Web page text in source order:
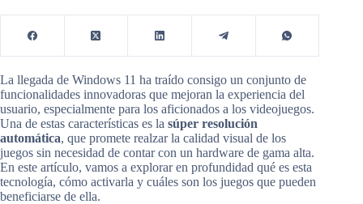
La llegada de Windows 11 ha traído consigo un conjunto de
funcionalidades innovadoras que mejoran la experiencia del
usuario, especialmente para los aficionados a los videojuegos.
Una de estas características es la súper resolución
automática, que promete realzar la calidad visual de los
juegos sin necesidad de contar con un hardware de gama alta.
En este artículo, vamos a explorar en profundidad qué es esta
tecnología, cómo activarla y cuáles son los juegos que pueden
beneficiarse de ella.